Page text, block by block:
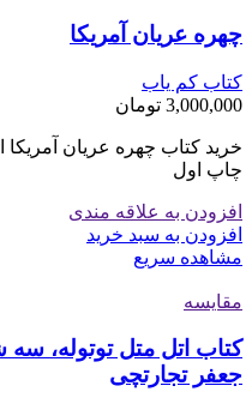
چهره عریان آمریکا
کتاب کم یاب
3,000,000 تومان
خرید کتاب چهره عریان
چاپ اول
افزودن به علاقه مندی
افزودن به سبد خرید
مشاهده سریع
مقایسه
کتاب اتل متل توتوله، سه
جعفر تجارتچی